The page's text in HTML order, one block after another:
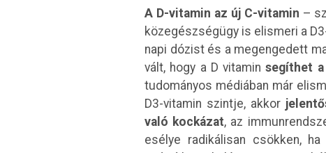
A D-vitamin az új C-vitamin –
közegészségügy is elismeri a
napi dózist és a megengedett
vált, hogy a D vitaminsegíthet a
tudományos médiában már
D3-vitamin szintje, akkor
való kockázat, az
esélye radikálisan csökken,